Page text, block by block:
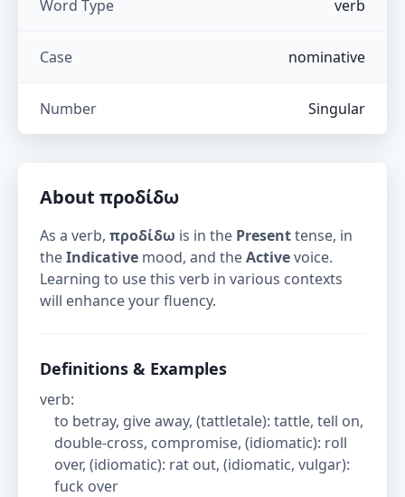
Word Type verb
Case nominative
Number Singular
About προδίδω
As a verb, προδίδω is in the Presenttense, in
theIndicative mood, and theActivevoice.
Learning to use this verb in various contexts
will enhance your fluency.
Definitions & Examples
verb:
to betray, give away, (tattletale): tattle, tell on,
double-cross, compromise, (idiomatic): roll
over, (idiomatic): rat out, (idiomatic, vulgar):
fuck over